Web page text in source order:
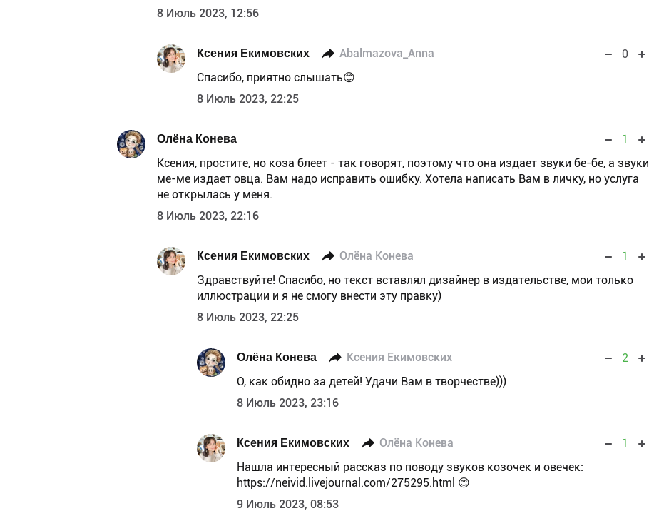
8 Июль 2023, 12:56
Ксения Екимовских Abalmazova_Anna
0
Спасибо, приятно слышать😊
8 Июль 2023, 22:25
Олёна Конева
1
Ксения, простите, но коза блеет - так говорят, поэтому что она издает звуки бе-бе, а звуки
ме-ме издает овца. Вам надо исправить ошибку. Хотела написать Вам в личку, но услуга
не открылась у меня.
8 Июль 2023, 22:16
Ксения Екимовских Олёна Конева
1
Здравствуйте! Спасибо, но текст вставлял дизайнер в издательстве, мои только
иллюстрации и я не смогу внести эту правку)
8 Июль 2023, 22:25
Олёна Конева Ксения Екимовских
2
О, как обидно за детей! Удачи Вам в творчестве)))
8 Июль 2023, 23:16
Ксения Екимовских Олёна Конева
1
Нашла интересный рассказ по поводу звуков козочек и овечек:
https://neivid.livejournal.com/275295.html 😊
9 Июль 2023, 08:53